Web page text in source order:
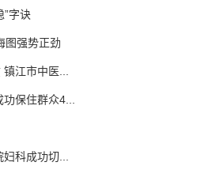
”字诀
图强势正劲
镇江市中医...
功保住群众4...
妇科成功切...